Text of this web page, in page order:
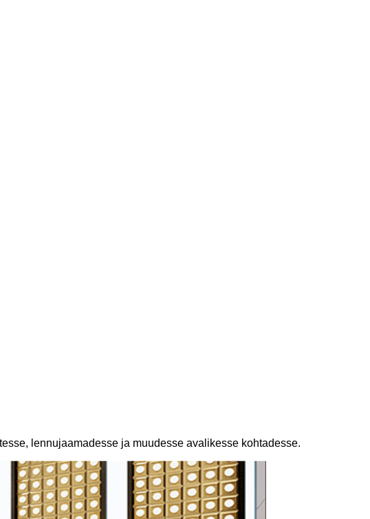
lennujaamadesse ja muudesse avalikesse kohtadesse.